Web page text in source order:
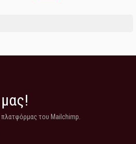
του Mailchimp.